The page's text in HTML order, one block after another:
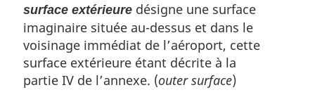
surface extérieure désigne une surface
imaginaire située au-dessus et dans le
voisinage immédiat de l’aéroport, cette
surface extérieure étant décrite à la
partie IV de l’annexe. (outer surface)